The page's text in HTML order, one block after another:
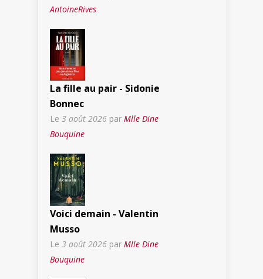
AntoineRives
La fille au pair - Sidonie
Bonnec
Le 3 août 2026 par Mlle Dine
Bouquine
Voici demain - Valentin
Musso
Le 3 août 2026 par Mlle Dine
Bouquine